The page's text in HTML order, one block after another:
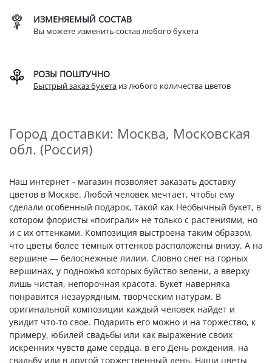
ИЗМЕНЯЕМЫЙ СОСТАВ
Вы можете изменить состав любого букета
РОЗЫ ПОШТУЧНО
Быстрый заказ букета из любого количества цветов
Город доставки: Москва, Московская
обл. (Россия)
Наш интернет - магазин позволяет заказать доставку
цветов в Москве. Любой человек мечтает, чтобы ему
сделали особенный подарок, такой как Необычный букет, в
котором флористы «поиграли» не только с растениями, но
и с их оттенками. Композиция выстроена таким образом,
что цветы более темных оттенков расположены внизу. А на
вершине — белоснежные лилии. Словно снег на горных
вершинах, у подножья которых буйство зелени, а вверху
лишь чистая, непорочная красота. Букет наверняка
понравится незаурядным, творческим натурам. В
оригинальной композиции каждый человек найдет и
увидит что-то свое. Подарить его можно и на торжество, к
примеру, юбилей свадьбы или как выражение своих
искренних чувств даме сердца. в его День рождения, на
свадьбу или в другой торжественный день. Наши цветы